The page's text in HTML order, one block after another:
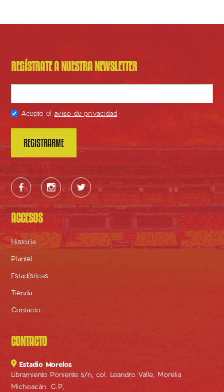
REGÍSTRATE A NUESTRA NEWSLETTER
Acepto el aviso de privacidad
  
ACCESOS
Historia
Plantel
Estadísticas
Tienda
Contacto
CONTACTO
 Estadio Morelos
Libramiento Poniente s/n, col. Leandro Valle, Morelia
Michoacán. C.P,